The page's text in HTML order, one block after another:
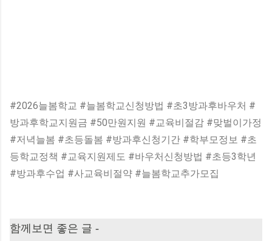
#2026늘봄학교 #늘봄학교신청방법 #초3방과후바우처 #
방과후학교지원금 #50만원지원 #교육비절감 #맞벌이가정
#저녁늘봄 #초등돌봄 #방과후신청기간 #학부모정보 #초
등학교정책 #교육지원제도 #바우처신청방법 #초등3학년
#방과후수업 #사교육비절약 #늘봄학교추가모집
함께보면 좋은 글 -